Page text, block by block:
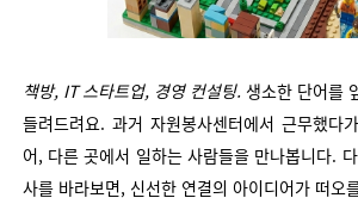
책방, IT 스타트업, 경영 컨설팅. 생소한 단어를
들려드려요. 과거 자원봉사센터에서 근무했다
어, 다른 곳에서 일하는 사람들을 만나봅니다.
사를 바라보면, 신선한 연결의 아이디어가 떠오